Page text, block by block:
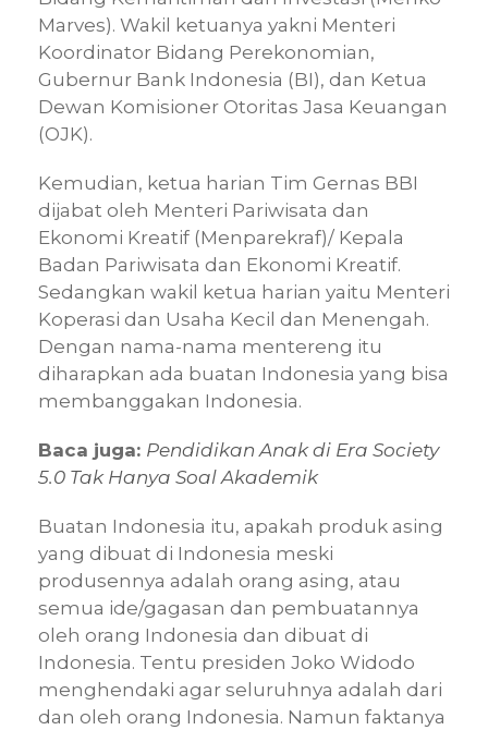
Marves). Wakil ketuanya yakni Menteri
Koordinator Bidang Perekonomian,
Gubernur Bank Indonesia (BI), dan Ketua
Dewan Komisioner Otoritas Jasa Keuangan
(OJK).
Kemudian, ketua harian Tim Gernas BBI
dijabat oleh Menteri Pariwisata dan
Ekonomi Kreatif (Menparekraf)/ Kepala
Badan Pariwisata dan Ekonomi Kreatif.
Sedangkan wakil ketua harian yaitu Menteri
Koperasi dan Usaha Kecil dan Menengah.
Dengan nama-nama mentereng itu
diharapkan ada buatan Indonesia yang bisa
membanggakan Indonesia.
Baca juga: Pendidikan Anak di Era Society
5.0 Tak Hanya Soal Akademik
Buatan Indonesia itu, apakah produk asing
yang dibuat di Indonesia meski
produsennya adalah orang asing, atau
semua ide/gagasan dan pembuatannya
oleh orang Indonesia dan dibuat di
Indonesia. Tentu presiden Joko Widodo
menghendaki agar seluruhnya adalah dari
dan oleh orang Indonesia. Namun faktanya